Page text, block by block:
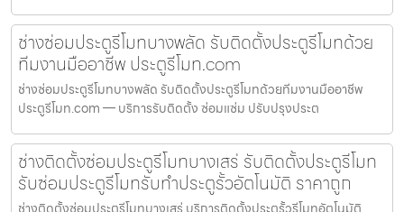
ช่างซ่อมประตูรีโมทบางพลัด รับติดตั้งประตูรีโมทด้วย
ทีมงานมืออาชีพ ประตูรีโมท.com
ช่างซ่อมประตูรีโมทบางพลัด รับติดตั้งประตูรีโมทด้วยทีมงานมืออาชีพ
ประตูรีโมท.com — บริการรับติดตั้ง ซ่อมแซ่ม ปรับปรุงประต
ช่างติดตั้งซ่อมประตูรีโมทบางเสร่ รับติดตั้งประตูรีโมท
รับซ่อมประตูรีโมทรับทำประตูรั้วอัตโนมัติ ราคาถูก